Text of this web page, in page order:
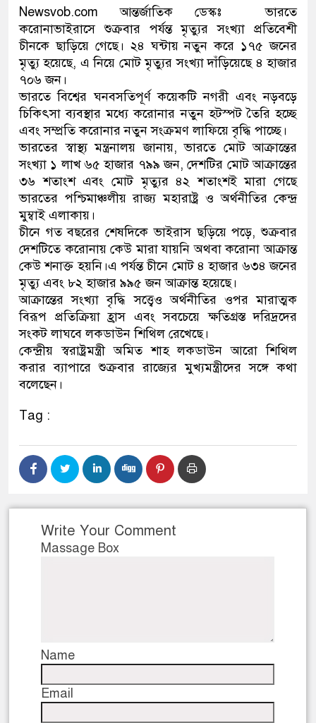
মাদক কারবারি গ্রেফতার
২৮ লাখ টাকার জাল নোটসহ
থানা পুলিশ
যেকোনো সময় বেনজীরের
নেতৃত্ব ও গণতন্ত্রের মূর্তমান
Newsvob.com আন্তর্জাতিক ডেস্কঃ ভারতে
করোনাভাইরাসে শুক্রবার পর্যন্ত মৃত্যুর সংখ্যা প্রতিবেশী
চীনকে ছাড়িয়ে গেছে। ২৪ ঘন্টায় নতুন করে ১৭৫ জনের
মৃত্যু হয়েছে, এ নিয়ে মোট মৃত্যুর সংখ্যা দাঁড়িয়েছে ৪ হাজার
৭০৬ জন।
ভারতে বিশ্বের ঘনবসতিপূর্ণ কয়েকটি নগরী এবং নড়বড়ে
চিকিৎসা ব্যবস্থার মধ্যে করোনার নতুন হটস্পট তৈরি হচ্ছে
এবং সম্প্রতি করোনার নতুন সংক্রমণ লাফিয়ে বৃদ্ধি পাচ্ছে।
ভারতের স্বাস্থ্য মন্ত্রনালয় জানায়, ভারতে মোট আক্রান্তের
সংখ্যা ১ লাখ ৬৫ হাজার ৭৯৯ জন, দেশটির মোট আক্রান্তের
৩৬ শতাংশ এবং মোট মৃত্যুর ৪২ শতাংশই মারা গেছে
ভারতের পশ্চিমাঞ্চলীয় রাজ্য মহারাষ্ট্র ও অর্থনীতির কেন্দ্র
মুম্বাই এলাকায়।
চীনে গত বছরের শেষদিকে ভাইরাস ছড়িয়ে পড়ে, শুক্রবার
দেশটিতে করোনায় কেউ মারা যায়নি অথবা করোনা আক্রান্ত
কেউ শনাক্ত হয়নি।এ পর্যন্ত চীনে মোট ৪ হাজার ৬৩৪ জনের
মৃত্যু এবং ৮২ হাজার ৯৯৫ জন আক্রান্ত হয়েছে।
আক্রান্তের সংখ্যা বৃদ্ধি সত্ত্বেও অর্থনীতির ওপর মারাত্মক
বিরূপ প্রতিক্রিয়া হ্রাস এবং সবচেয়ে ক্ষতিগ্রস্ত দরিদ্রদের
সংকট লাঘবে লকডাউন শিথিল রেখেছে।
কেন্দ্রীয় স্বরাষ্ট্রমন্ত্রী অমিত শাহ লকডাউন আরো শিথিল
করার ব্যাপারে শুক্রবার রাজ্যের মুখ্যমন্ত্রীদের সঙ্গে কথা
বলেছেন।
Tag :
Write Your Comment
Massage Box
Name
Email